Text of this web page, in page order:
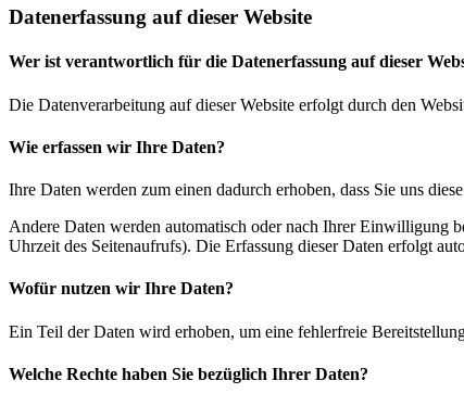
Datenerfassung auf dieser Website
Wer ist verantwortlich für die Datenerfassung auf dieser
Die Datenverarbeitung auf dieser Website erfolgt durch den
Wie erfassen wir Ihre Daten?
Ihre Daten werden zum einen dadurch erhoben, dass Sie uns
Andere Daten werden automatisch oder nach Ihrer Einwilligung
Uhrzeit des Seitenaufrufs). Die Erfassung dieser Daten erfolgt
Wofür nutzen wir Ihre Daten?
Ein Teil der Daten wird erhoben, um eine fehlerfreie
Welche Rechte haben Sie bezüglich Ihrer Daten?